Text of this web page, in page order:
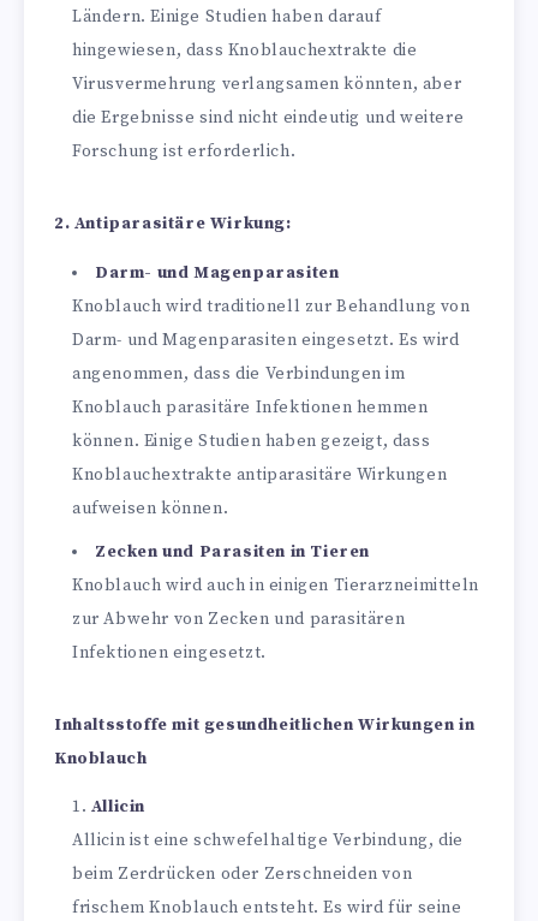
Ländern. Einige Studien haben darauf
hingewiesen, dass Knoblauchextrakte die
Virusvermehrung verlangsamen könnten, aber
die Ergebnisse sind nicht eindeutig und weitere
Forschung ist erforderlich.
2. Antiparasitäre Wirkung:
Darm- und Magenparasiten
Knoblauch wird traditionell zur Behandlung von
Darm- und Magenparasiten eingesetzt. Es wird
angenommen, dass die Verbindungen im
Knoblauch parasitäre Infektionen hemmen
können. Einige Studien haben gezeigt, dass
Knoblauchextrakte antiparasitäre Wirkungen
aufweisen können.
Zecken und Parasiten in Tieren
Knoblauch wird auch in einigen Tierarzneimitteln
zur Abwehr von Zecken und parasitären
Infektionen eingesetzt.
Inhaltsstoffe mit gesundheitlichen Wirkungen in
Knoblauch
Allicin
Allicin ist eine schwefelhaltige Verbindung, die
beim Zerdrücken oder Zerschneiden von
frischem Knoblauch entsteht. Es wird für seine